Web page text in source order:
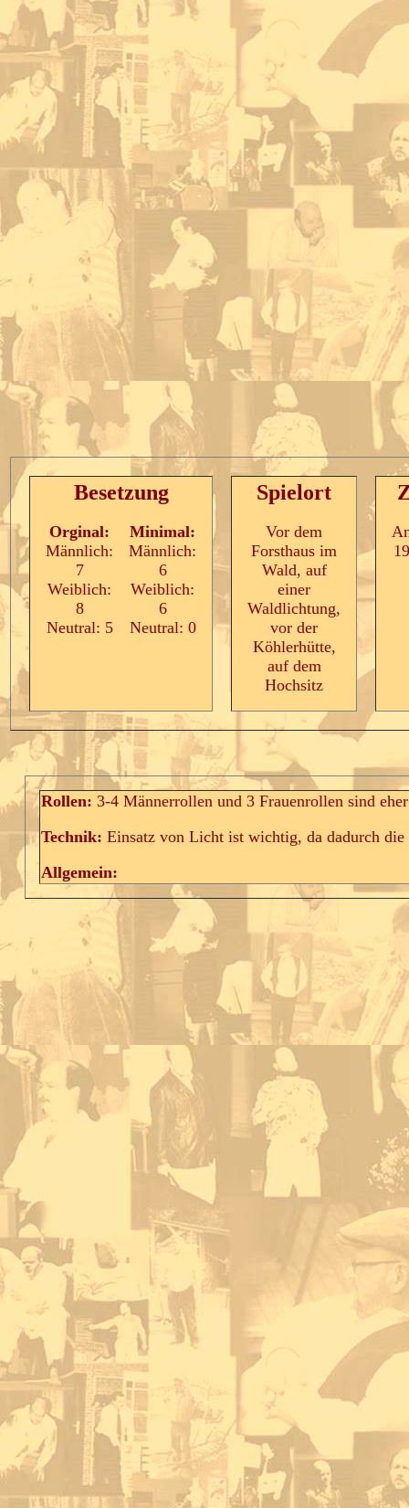
Besetzung
Orginal:
Männlich:
7
Weiblich:
8
Neutral: 5
Minimal:
Männlich:
6
Weiblich:
6
Neutral: 0
Spielort
Vor dem
Forsthaus im
Wald, auf
einer
Waldlichtung,
vor der
Köhlerhütte,
auf dem
Hochsitz
Rollen: 3-4 Männerrollen und 3 Frauenrollen sind
Technik: Einsatz von Licht ist wichtig, da dadurch
Allgemein: